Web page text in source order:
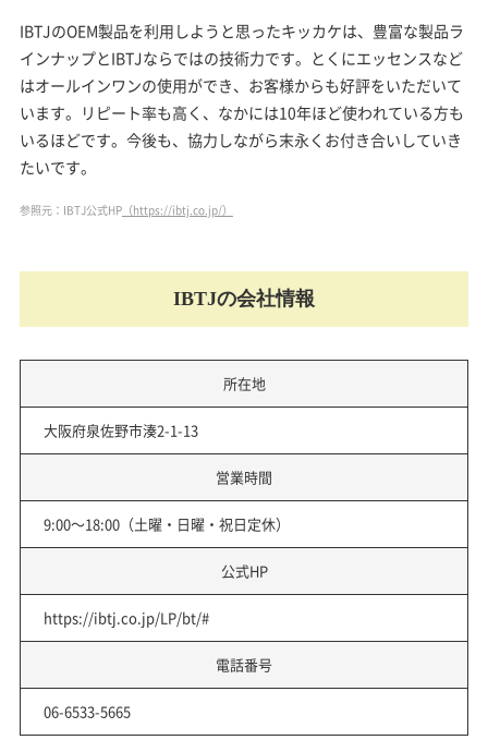
IBTJのOEM製品を利用しようと思ったキッカケは、豊富な製品ラ
インナップとIBTJならではの技術力です。とくにエッセンスなど
はオールインワンの使用ができ、お客様からも好評をいただいて
います。リピート率も高く、なかには10年ほど使われている方も
いるほどです。今後も、協力しながら末永くお付き合いしていき
たいです。
参照元：IBTJ公式HP（https://ibtj.co.jp/）
IBTJの会社情報
所在地
大阪府泉佐野市湊2-1-13
営業時間
9:00～18:00（土曜・日曜・祝日定休）
公式HP
https://ibtj.co.jp/LP/bt/#
電話番号
06-6533-5665